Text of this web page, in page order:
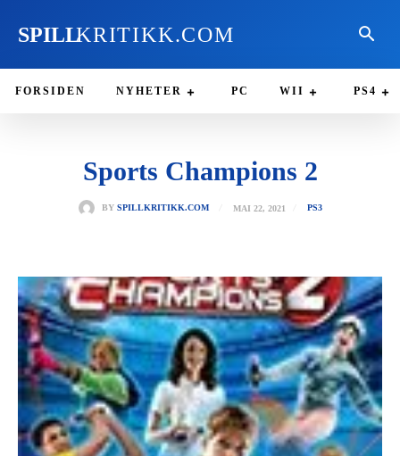
SPILLKRITIKK.COM
FORSIDEN NYHETER PC WII PS4
Sports Champions 2
BY SPILLKRITIKK.COM MAI 22, 2021 PS3